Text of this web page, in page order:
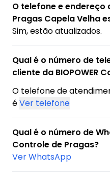
O telefone e endereço
Pragas Capela Velha
Sim, estão atualizados.
Qual é o número de
cliente da BIOPOWER
O telefone de
éVer telefone
Qual é o número de
Controle de Pragas?
Ver WhatsApp